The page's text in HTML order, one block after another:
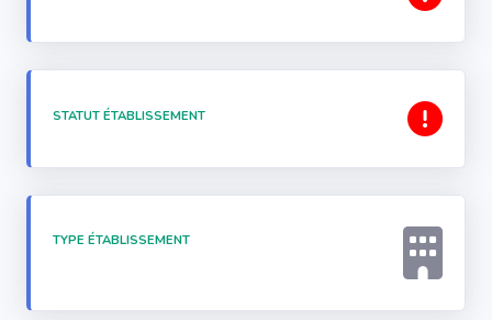
STATUT ÉTABLISSEMENT
TYPE ÉTABLISSEMENT